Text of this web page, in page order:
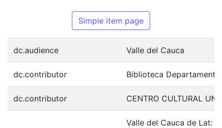
Simple item page
dc.audience Valle del Cauca
dc.contributor Biblioteca
dc.contributor CENTRO CULTURAL
Valle del Cauca de Lat: